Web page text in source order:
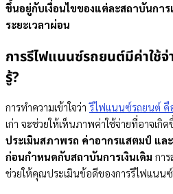
ขึ้นอยู่กับเงื่อนไขของแต่ละสถาบันการ
ระยะเวลาผ่อน
การรีไฟแนนซ์รถยนต์มีค่าใช้
รู้?
การทำความเข้าใจว่า รีไฟแนนซ์รถยนต์ คื
เก่า จะช่วยให้เห็นภาพค่าใช้จ่ายที่อาจเกิ
ประเมินสภาพรถ ค่าอากรแสตมป์ แ
ก่อนกำหนดกับสถาบันการเงินเดิม กา
ช่วยให้คุณประเมินข้อดีของการรีไฟแนน